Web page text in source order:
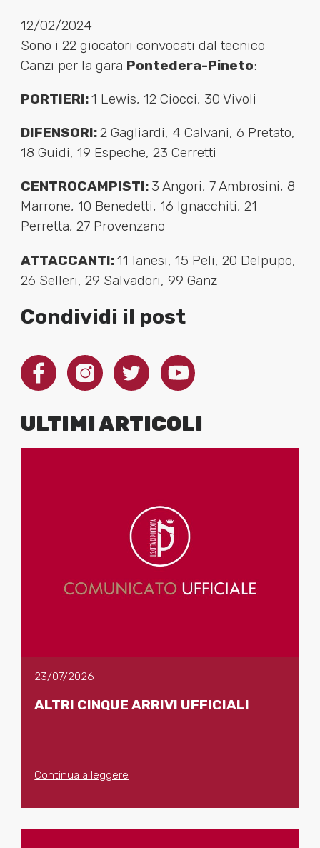
12/02/2024
Sono i 22 giocatori convocati dal tecnico
Canzi per la gara Pontedera-Pineto:
PORTIERI:1 Lewis, 12 Ciocci, 30 Vivoli
DIFENSORI:2 Gagliardi, 4 Calvani, 6 Pretato,
18 Guidi, 19 Espeche, 23 Cerretti
CENTROCAMPISTI: 3 Angori, 7 Ambrosini, 8
Marrone, 10 Benedetti, 16 Ignacchiti, 21
Perretta, 27 Provenzano
ATTACCANTI:11 Ianesi, 15 Peli, 20 Delpupo,
26 Selleri, 29 Salvadori, 99 Ganz
Condividi il post
ULTIMI ARTICOLI
23/07/2026
ALTRI CINQUE ARRIVI UFFICIALI
Continua a leggere